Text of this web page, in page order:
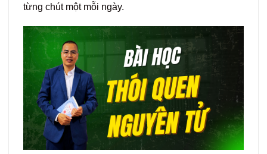
từng chút một mỗi ngày.